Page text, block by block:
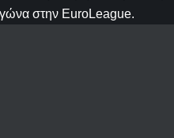
στην EuroLeague.